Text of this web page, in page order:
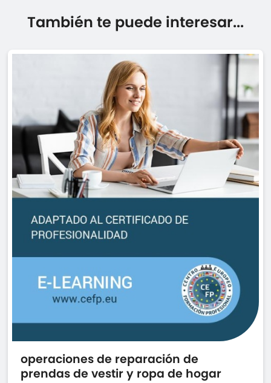
También te puede interesar...
operaciones de reparación de
prendas de vestir y ropa de hogar